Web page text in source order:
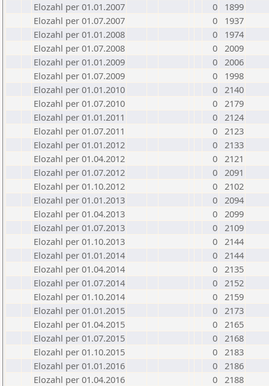
Elozahl per 01.01.2007
0
1899
Elozahl per 01.07.2007
0
1937
Elozahl per 01.01.2008
0
1974
Elozahl per 01.07.2008
0 2009
Elozahl per 01.01.2009
0 2006
Elozahl per 01.07.2009
0
1998
Elozahl per 01.01.2010
0 2140
Elozahl per 01.07.2010
0 2179
Elozahl per 01.01.2011
0 2124
Elozahl per 01.07.2011
0 2123
Elozahl per 01.01.2012
0 2133
Elozahl per 01.04.2012
0 2121
Elozahl per 01.07.2012
0 2091
Elozahl per 01.10.2012
0 2102
Elozahl per 01.01.2013
0 2094
Elozahl per 01.04.2013
0 2099
Elozahl per 01.07.2013
0 2109
Elozahl per 01.10.2013
0 2144
Elozahl per 01.01.2014
0 2144
Elozahl per 01.04.2014
0 2135
Elozahl per 01.07.2014
0 2152
Elozahl per 01.10.2014
0 2159
Elozahl per 01.01.2015
0 2173
Elozahl per 01.04.2015
0 2165
Elozahl per 01.07.2015
0 2168
Elozahl per 01.10.2015
0 2183
Elozahl per 01.01.2016
0 2186
Elozahl per 01.04.2016
0 2188